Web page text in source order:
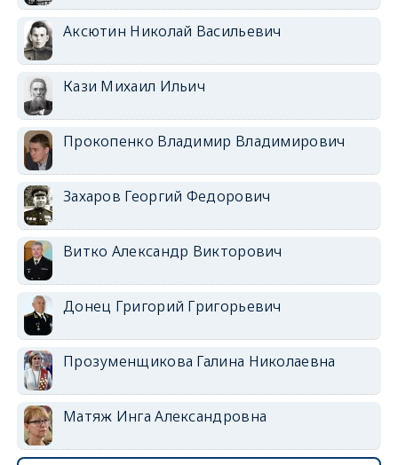
Аксютин Николай Васильевич
Кази Михаил Ильич
Прокопенко Владимир Владимирович
Захаров Георгий Федорович
Витко Александр Викторович
Донец Григорий Григорьевич
Прозуменщикова Галина Николаевна
Матяж Инга Александровна